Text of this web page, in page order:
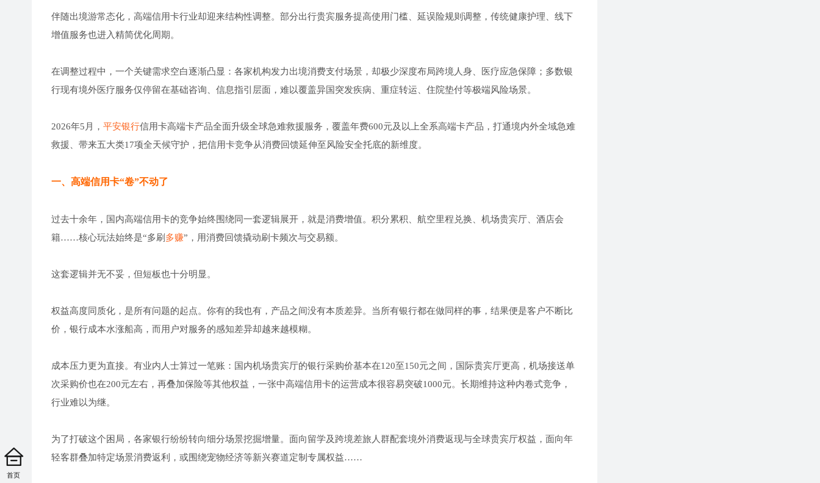
伴随出境游常态化，高端信用卡行业却迎来结构性调整。部分出行贵宾服务提高使用门槛、延误险规则调整，传统健康护理、线下
增值服务也进入精简优化周期。
在调整过程中，一个关键需求空白逐渐凸显：各家机构发力出境消费支付场景，却极少深度布局跨境人身、医疗应急保障；多数银
行现有境外医疗服务仅停留在基础咨询、信息指引层面，难以覆盖异国突发疾病、重症转运、住院垫付等极端风险场景。
2026年5月， 平安银行信用卡高端卡产品全面升级全球急难救援服务，覆盖年费600元及以上全系高端卡产品，打通境内外全域急难
救援、带来五大类17项全天候守护，把信用卡竞争从消费回馈延伸至风险安全托底的新维度。
一、高端信用卡“卷”不动了
过去十余年，国内高端信用卡的竞争始终围绕同一套逻辑展开，就是消费增值。积分累积、航空里程兑换、机场贵宾厅、酒店会
籍……核心玩法始终是“多刷 多赚”，用消费回馈撬动刷卡频次与交易额。
这套逻辑并无不妥，但短板也十分明显。
权益高度同质化，是所有问题的起点。你有的我也有，产品之间没有本质差异。当所有银行都在做同样的事，结果便是客户不断比
价，银行成本水涨船高，而用户对服务的感知差异却越来越模糊。
成本压力更为直接。有业内人士算过一笔账：国内机场贵宾厅的银行采购价基本在120至150元之间，国际贵宾厅更高，机场接送单
次采购价也在200元左右，再叠加保险等其他权益，一张中高端信用卡的运营成本很容易突破1000元。长期维持这种内卷式竞争，
行业难以为继。
为了打破这个困局，各家银行纷纷转向细分场景挖掘增量。面向留学及跨境差旅人群配套境外消费返现与全球贵宾厅权益，面向年
轻客群叠加特定场景消费返利，或围绕宠物经济等新兴赛道定制专属权益……
首页